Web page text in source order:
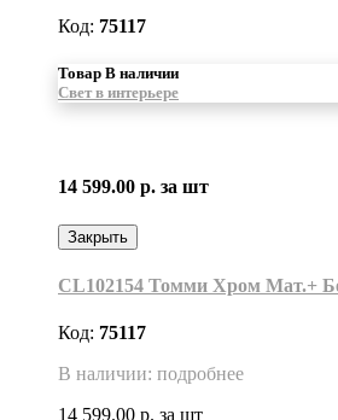
Код: 75117
Товар В наличии
Свет в интерьере
14 599.00 р. за шт
Закрыть
CL102154 Томми Хром Мат.+
Код: 75117
В наличии: подробнее
14 599.00 р. за шт